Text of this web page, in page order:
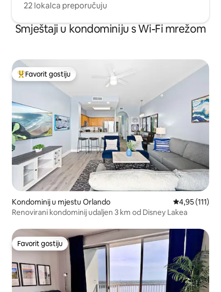
22 lokalca preporučuju
Smještaji u kondominiju s Wi-Fi mrežom
Glavni favorit gostiju
Favorit gostiju
Kondominij u mjestu Orlando Prosječna
4,95 (111)
Renovirani kondominij udaljen 3 km od Disney Lakea
Favorit gostiju
Favorit gostiju